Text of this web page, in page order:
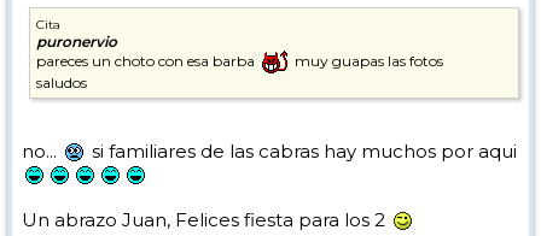
Cita
puronervio
pareces un choto con esa barba
muy guapas las fotos
saludos
no... si familiares de las cabras hay muchos por aqui
Un abrazo Juan, Felices fiesta para los 2